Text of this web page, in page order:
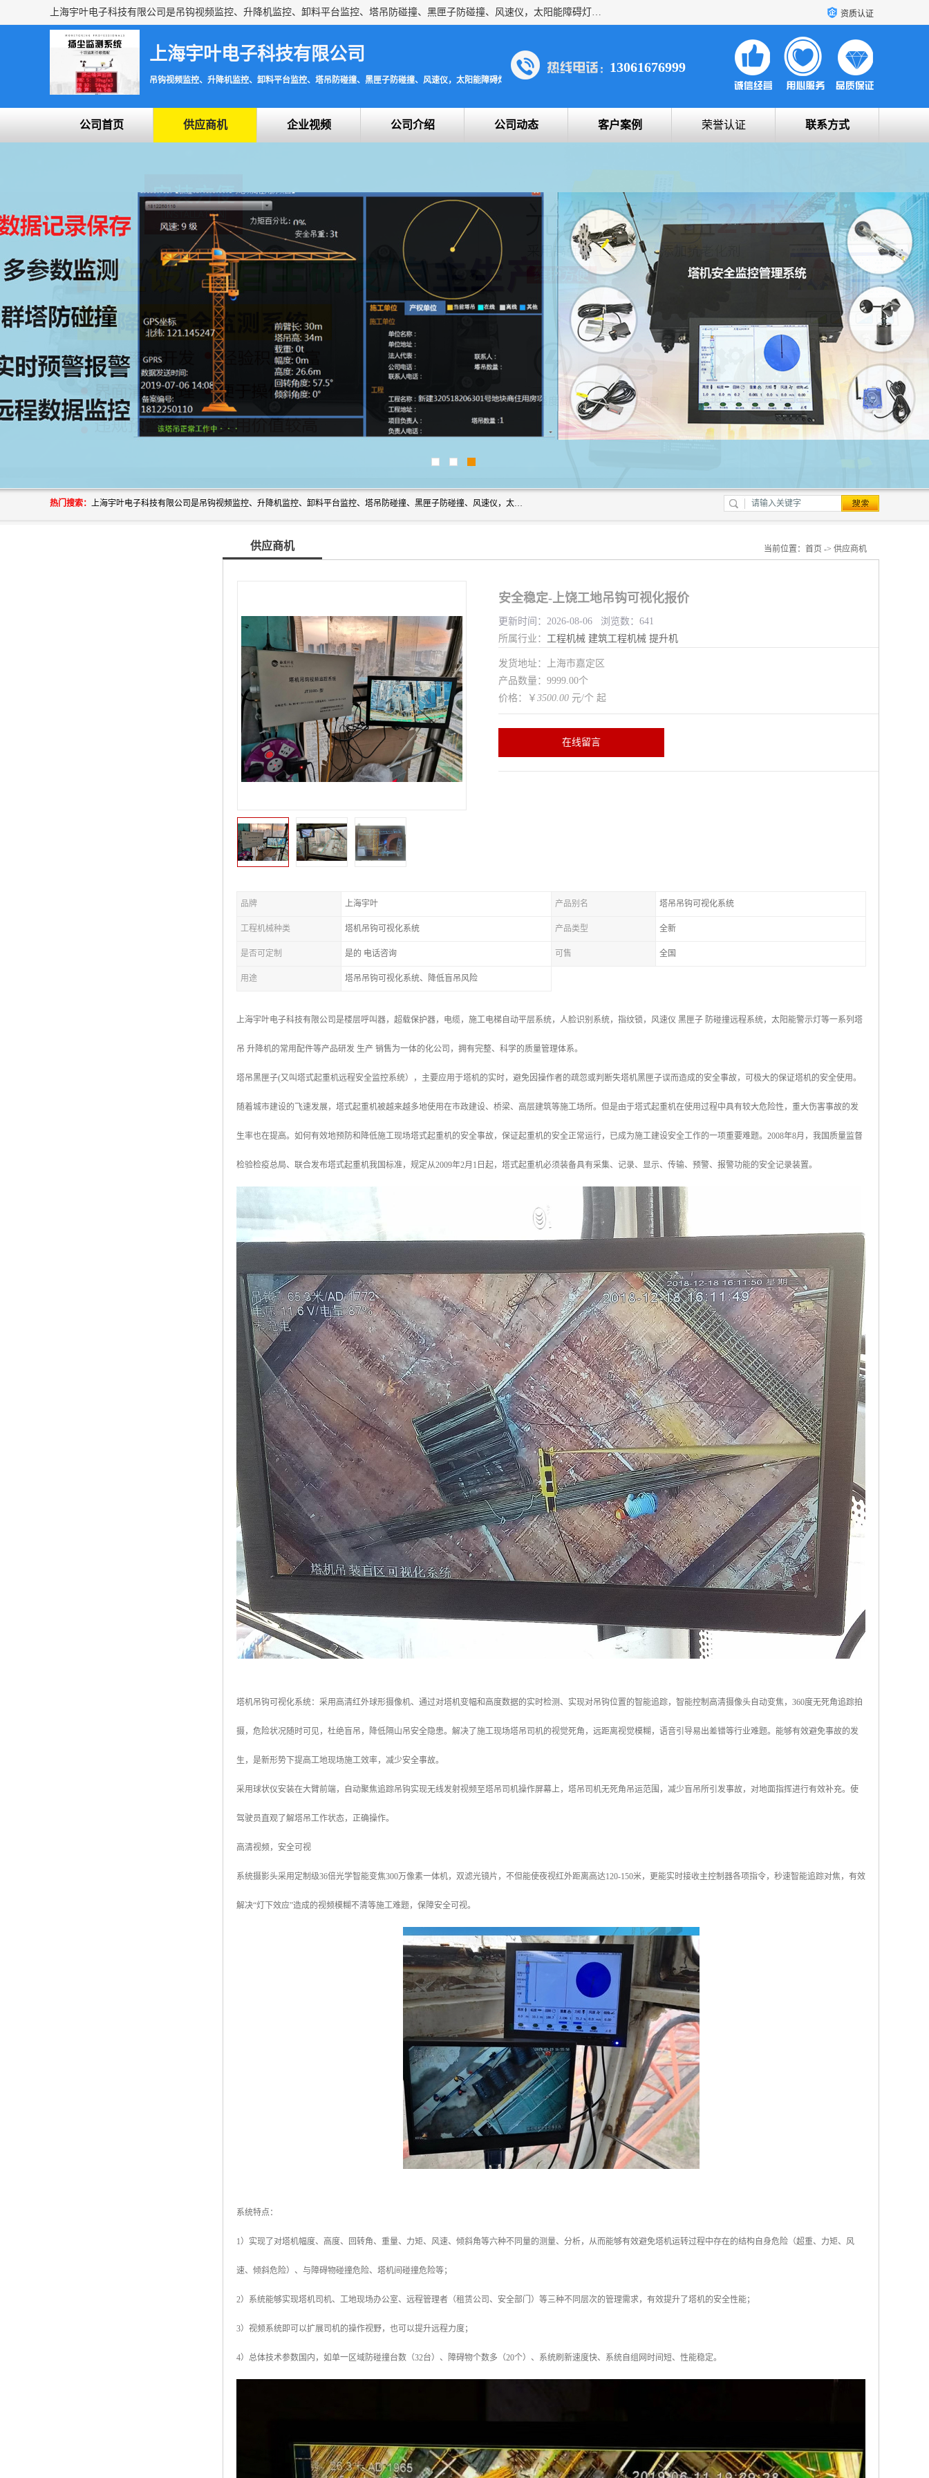
上海宇叶电子科技有限公司是吊钩视频监控、升降机监控、卸料平台监控、塔吊防碰撞、黑匣子防碰撞、风速仪，太阳能障碍灯安全提示灯等一系列升降机的常用配件产品专业研发生产加工的公司，拥有完整、科学的质量管理体系。 资质认证
上海宇叶电子科技有限公司
吊钩视频监控、升降机监控、卸料平台监控、塔吊防碰撞、黑匣子防碰撞、风速仪，太阳能障碍灯安全提示灯
13061676999
公司首页 供应商机 企业视频 公司介绍 公司动态 客户案例 荣誉认证 联系方式
热门搜索： 上海宇叶电子科技有限公司是吊钩视频监控、升降机监控、卸料平台监控、塔吊防碰撞、黑匣子防碰撞、风速仪，太阳能障碍灯安全提示灯等一系列升降机的常用配件产品专业研发生产加工的公司，拥有完整、科学的质量管理体系。
供应商机 当前位置： 首页 -> 供应商机
安全稳定-上饶工地吊钩可视化报价
更新时间：2026-08-06 浏览数：641
所属行业： 工程机械 建筑工程机械 提升机
发货地址：上海市嘉定区
产品数量：9999.00个
价格：￥ 3500.00 元/个 起
在线留言
品牌 上海宇叶 产品别名 塔吊吊钩可视化系统
工程机械种类 塔机吊钩可视化系统 产品类型 全新
是否可定制 是的 电话咨询 可售 全国
用途 塔吊吊钩可视化系统、降低盲吊风险
上海宇叶电子科技有限公司是楼层呼叫器，超载保护器，电缆，施工电梯自动平层系统，人脸识别系统，指纹锁，风速仪 黑匣子 防碰撞远程系统，太阳能警示灯等一系列塔
吊 升降机的常用配件等产品研发 生产 销售为一体的化公司，拥有完整、科学的质量管理体系。
塔吊黑匣子(又叫塔式起重机远程安全监控系统），主要应用于塔机的实时，避免因操作者的疏忽或判断失塔机黑匣子误而造成的安全事故，可极大的保证塔机的安全使用。
随着城市建设的飞速发展，塔式起重机被越来越多地使用在市政建设、桥梁、高层建筑等施工场所。但是由于塔式起重机在使用过程中具有较大危险性，重大伤害事故的发
生率也在提高。如何有效地预防和降低施工现场塔式起重机的安全事故，保证起重机的安全正常运行，已成为施工建设安全工作的一项重要难题。2008年8月，我国质量监督
检验检疫总局、联合发布塔式起重机我国标准，规定从2009年2月1日起，塔式起重机必须装备具有采集、记录、显示、传输、预警、报警功能的安全记录装置。
塔机吊钩可视化系统：采用高清红外球形摄像机、通过对塔机变幅和高度数据的实时检测、实现对吊钩位置的智能追踪，智能控制高清摄像头自动变焦，360度无死角追踪拍
摄，危险状况随时可见，杜绝盲吊，降低隔山吊安全隐患。解决了施工现场塔吊司机的视觉死角，远距离视觉模糊，语音引导易出差错等行业难题。能够有效避免事故的发
生，是新形势下提高工地现场施工效率，减少安全事故。
采用球状仪安装在大臂前端，自动聚焦追踪吊钩实现无线发射视频至塔吊司机操作屏幕上，塔吊司机无死角吊运范围，减少盲吊所引发事故，对地面指挥进行有效补充。使
驾驶员直观了解塔吊工作状态，正确操作。
高清视频，安全可视
系统摄影头采用定制级36倍光学智能变焦300万像素一体机，双滤光镜片，不但能使夜视红外距离高达120-150米，更能实时接收主控制器各项指令，秒速智能追踪对焦，有效
解决“灯下效应”造成的视频模糊不清等施工难题，保障安全可视。
系统特点：
1）实现了对塔机幅度、高度、回转角、重量、力矩、风速、倾斜角等六种不同量的测量、分析，从而能够有效避免塔机运转过程中存在的结构自身危险（超重、力矩、风
速、倾斜危险）、与障碍物碰撞危险、塔机间碰撞危险等；
2）系统能够实现塔机司机、工地现场办公室、远程管理者（租赁公司、安全部门）等三种不同层次的管理需求，有效提升了塔机的安全性能；
3）视频系统即可以扩展司机的操作视野，也可以提升远程力度；
4）总体技术参数国内，如单一区域防碰撞台数（32台）、障碍物个数多（20个）、系统刷新速度快、系统自组网时间短、性能稳定。